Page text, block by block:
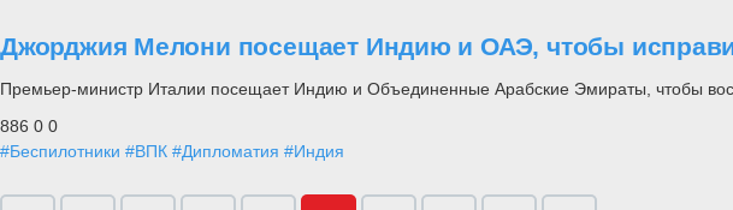
Джорджия Мелони посещает Индию и ОАЭ, чтобы
Премьер-министр Италии посещает Индию и Объединенные Арабские Эмираты, чтобы
886 0 0
#Беспилотники #ВПК #Дипломатия #Индия